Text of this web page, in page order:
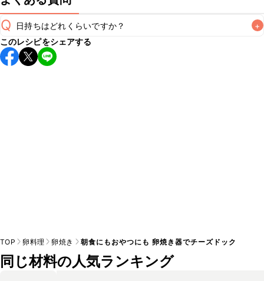
Q 日持ちはどれくらいですか？ +
保存期間は冷蔵で翌日中が目安です。なるべくお早めにお召
し上がりください。
このレシピをシェアする
TOP 卵料理 卵焼き 朝食にもおやつにも 卵焼き器でチーズドック
同じ材料の人気ランキング